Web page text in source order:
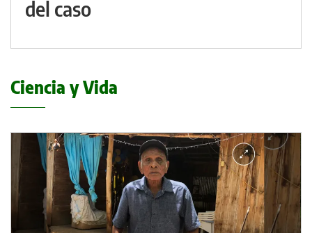
del caso
Ciencia y Vida